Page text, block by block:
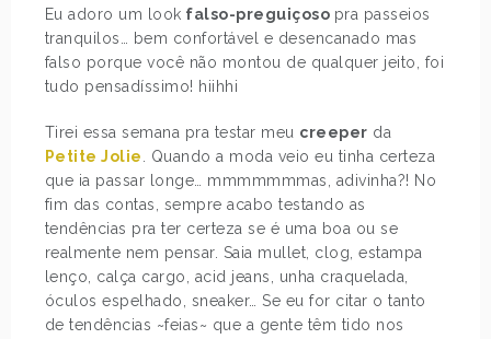
Eu adoro um look falso-preguiçoso pra passeios
tranquilos… bem confortável e desencanado mas
falso porque você não montou de qualquer jeito, foi
tudo pensadíssimo! hiihhi
Tirei essa semana pra testar meu creeper da
Petite Jolie
. Quando a moda veio eu tinha certeza
que ia passar longe… mmmmmmmas, adivinha?! No
fim das contas, sempre acabo testando as
tendências pra ter certeza se é uma boa ou se
realmente nem pensar. Saia mullet, clog, estampa
lenço, calça cargo, acid jeans, unha craquelada,
óculos espelhado, sneaker… Se eu for citar o tanto
de tendências ~feias~ que a gente têm tido nos
POST ANTERIOR
CUIDADOS COM OS
LÁBIOS: ESFOLIAÇÃO E
HIDRATAÇÃO
PRÓXIMO POST
COMO USAR: VERDE-